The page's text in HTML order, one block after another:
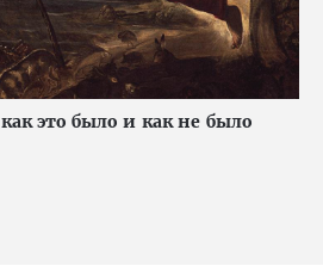
это было и как не было